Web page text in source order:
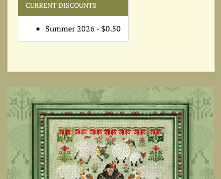
CURRENT DISCOUNTS
Summer 2026 - $0.50